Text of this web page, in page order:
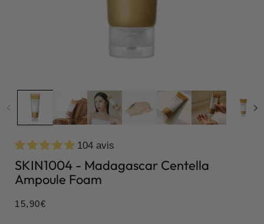
104 avis
SKIN1004 - Madagascar Centella
Ampoule Foam
Prix
15,90€